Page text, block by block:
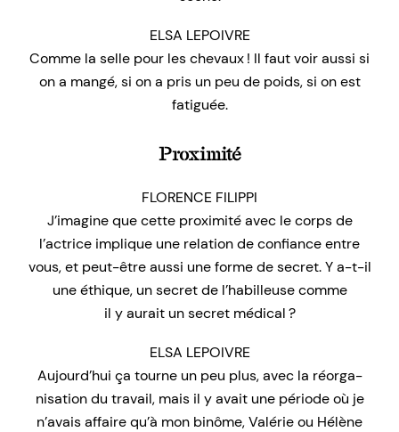
ELSA LEPOIVRE
Comme la selle pour les chevaux ! Il faut voir aussi si
on a mangé, si on a pris un peu de poids, si on est
fatiguée.
Proximité
FLORENCE FILIPPI
J’imagine que cette proximité avec le corps de
l’actrice implique une relation de confiance entre
vous, et peut-être aussi une forme de secret. Y a-t-il
une éthique, un secret de l’habilleuse comme
il y aurait un secret médical ?
ELSA LEPOIVRE
Aujourd’hui ça tourne un peu plus, avec la réorga-
nisation du travail, mais il y avait une période où je
n’avais affaire qu’à mon binôme, Valérie ou Hélène